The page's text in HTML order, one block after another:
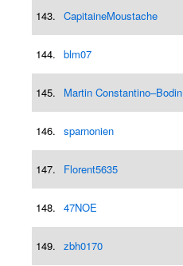
143. CapitaineMoustache
144. blm07
145. Martin Constantino–Bodin
146. sparnonien
147. Florent5635
148. 47NOE
149. zbh0170